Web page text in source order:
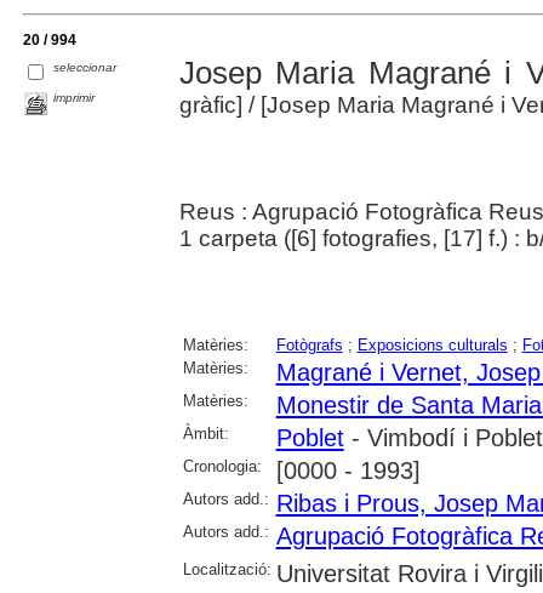
20 / 994
seleccionar
imprimir
Josep Maria Magrané i
gràfic] / [Josep Maria Magrané i
Reus : Agrupació Fotogràfica
1 carpeta ([6] fotografies, [17] f.) :
Matèries: Fotògrafs ; Exposicions culturals ;
Matèries:
Magrané i Vernet,
Matèries: Monestir de Santa
Àmbit: Poblet- Vimbodí i Poblet
Cronologia: [0000 - 1993]
Autors add.: Ribas i Prous, Josep
Autors add.: Agrupació Fotogràfica
Localització: Universitat Rovira i